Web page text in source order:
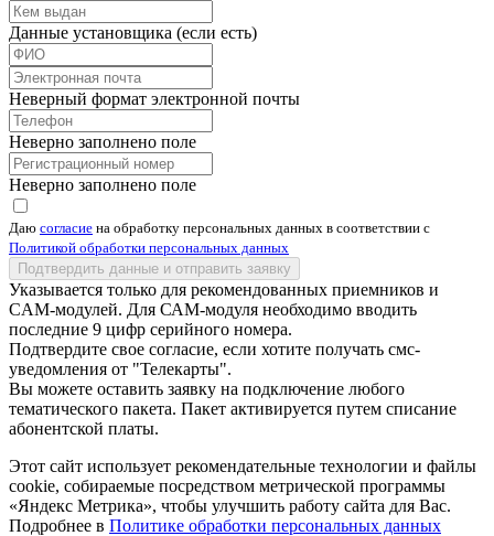
Данные установщика (если есть)
Неверный формат электронной почты
Неверно заполнено поле
Неверно заполнено поле
Даю согласие на обработку персональных данных в соответствии с
Политикой обработки персональных данных
Подтвердить данные и отправить заявку
Указывается только для рекомендованных приемников и
CAM-модулей. Для САМ-модуля необходимо вводить
последние 9 цифр серийного номера.
Подтвердите свое согласие, если хотите получать смс-
уведомления от "Телекарты".
Вы можете оставить заявку на подключение любого
тематического пакета. Пакет активируется путем списание
абонентской платы.
Этот сайт использует рекомендательные технологии и файлы
cookie, собираемые посредством метрической программы
«Яндекс Метрика», чтобы улучшить работу сайта для Вас.
Подробнее в Политике обработки персональных данных